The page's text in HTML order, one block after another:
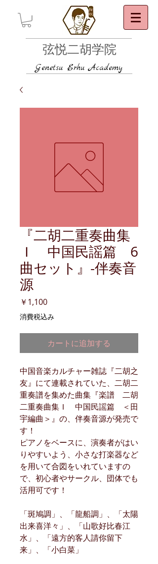
弦悦二胡学院
Genetsu Erhu Academy
『二胡二重奏曲集
Ｉ 中国民謡篇 6
曲セット』-伴奏音
源
￥1,100価
格
消費税込み
カートに追加する
中国音楽カルチャー雑誌『二胡之
友』にて連載されていた、二胡二
重奏譜を集めた曲集『楽譜 二胡
二重奏曲集Ｉ 中国民謡篇 ＜田
宇編曲＞』の、伴奏音源が発売で
す！
ピアノをベースに、演奏者がはい
りやすいよう、小さな打楽器など
を用いて合図をいれていますの
で、初心者やサークル、団体でも
活用可です！
「斑鳩調」、「龍船調」、「太陽
出来喜洋々」、「山歌好比春江
水」、「遠方的客人請你留下
来」、「小白菜」